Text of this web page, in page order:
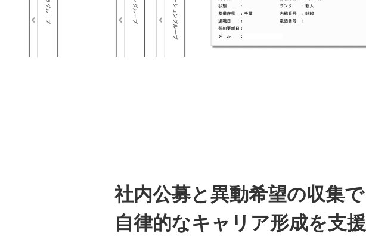
社内公募と異動希望の収集で
自律的なキャリア形成を支援